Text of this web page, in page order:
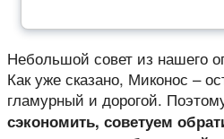
Небольшой совет из нашего
Как уже сказано, Миконос –
гламурный и дорогой.
сэкономить, советуем